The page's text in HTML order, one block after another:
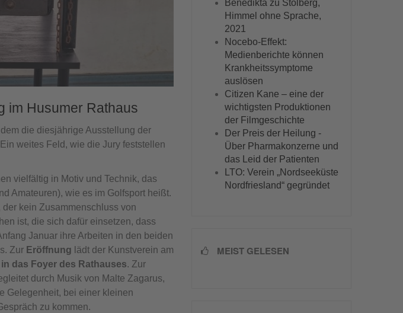
im Husumer Rathaus
die diesjährige Ausstellung der
weites Feld, wie die Jury feststellen
vielfältig in Motiv und Technik, das
Amateuren), wie es im Golfsport heißt.
kein Zusammenschluss von
ist, die sich dafür einsetzen, dass
Januar ihre Arbeiten in den beiden
Zur Eröffnung lädt der Kunstverein am
das Foyer des Rathauses. Zur
durch Musik von Malte Zagarus,
Gelegenheit, bei einer kleinen
zu kommen.
Benedikta zu Stolberg,
Himmel ohne Sprache,
2021
Nocebo-Effekt:
Medienberichte können
Krankheitssymptome
auslösen
Citizen Kane – eine der
wichtigsten Produktionen
der Filmgeschichte
Der Preis der Heilung -
Über Pharmakonzerne und
das Leid der Patienten
LTO: Verein „Nordseeküste
Nordfriesland“ gegründet
MEIST GELESEN